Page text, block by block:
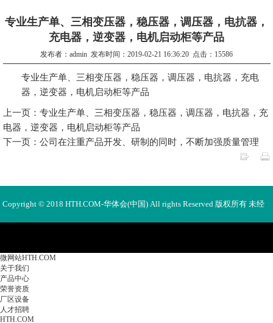
专业生产单、三相变压器，稳压器，调压器，电抗器，
充电器，逆变器，电机启动柜等产品
发布者：admin 发布时间：2019-02-21 16:36:20 点击：15586
专业生产单、三相变压器，稳压器，调压器，电抗器，充电
器，逆变器，电机启动柜等产品
上一页：专业生产单、三相变压器，稳压器，调压器，电抗器，充
电器，逆变器，电机启动柜等产品
下一页：公司在注重产品开发、研制的同时，不断加强质量管理
Copyright © 2018 HTH.COM-华体会(中国) All rights Reserved 版权所有 未经
微网站HTH.COM
关于我们
产品中心
荣誉资质
厂区设备
人才招聘
HTH.COM